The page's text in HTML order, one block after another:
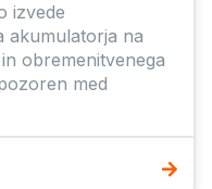
izvede
akumulatorja na
obremenitvenega
med